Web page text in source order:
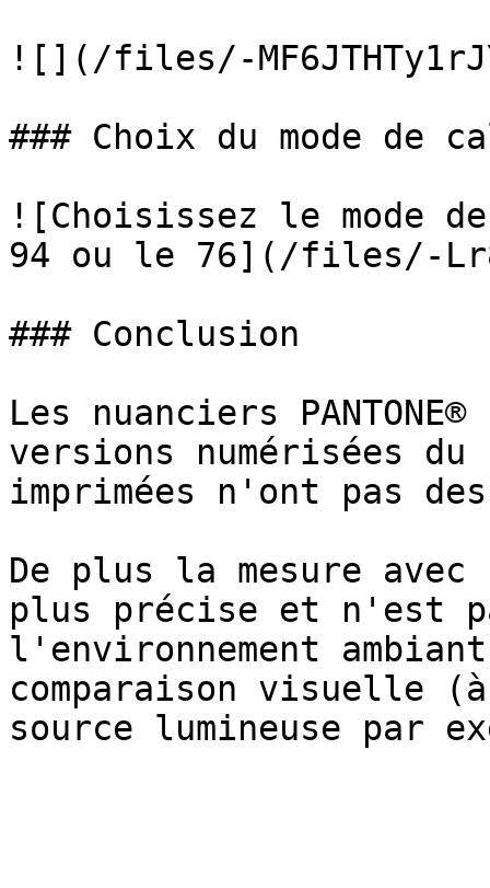
![](/files/-
### Choix du mode de
![Choisissez le mode
94 ou le 76](/files/-
### Conclusion
Les nuanciers
versions numérisées
imprimées n'ont pas
De plus la mesure
plus précise et n'est
l'environnement
comparaison visuelle